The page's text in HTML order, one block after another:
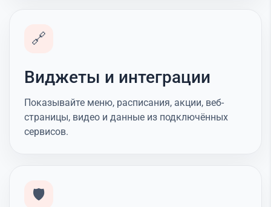
🔗
Виджеты и интеграции
Показывайте меню, расписания, акции, веб-
страницы, видео и данные из подключённых
сервисов.
🛡️